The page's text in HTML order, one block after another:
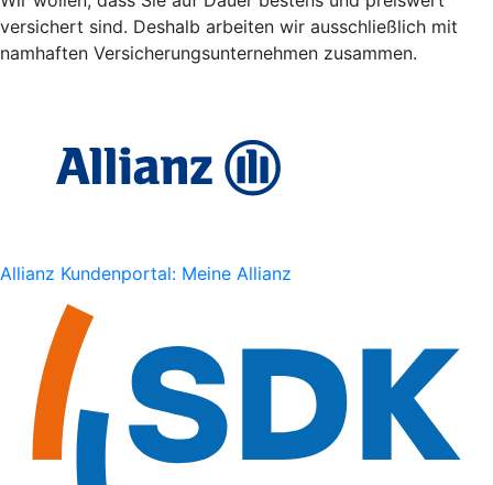
versichert sind. Deshalb arbeiten wir ausschließlich mit
namhaften Versicherungsunternehmen zusammen.
Allianz Kundenportal: Meine Allianz